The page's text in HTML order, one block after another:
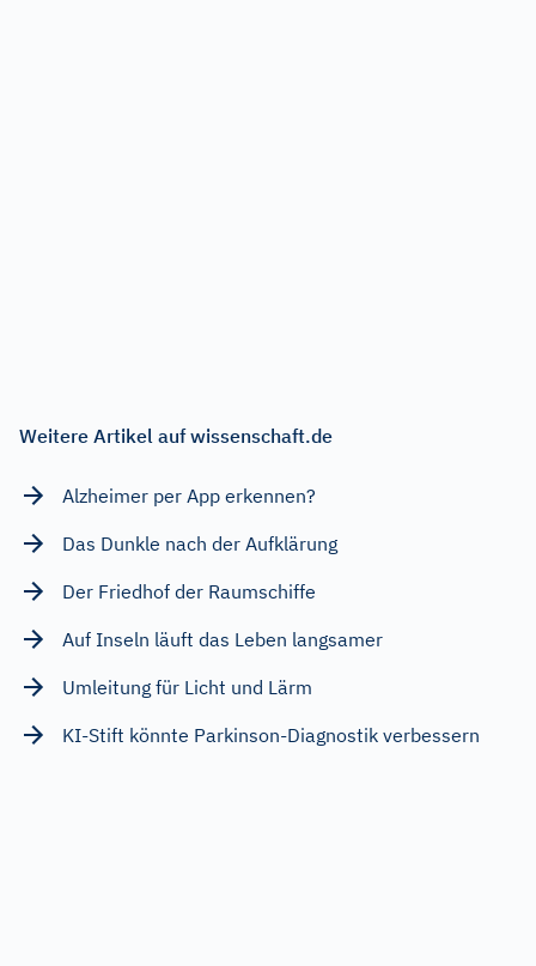
Weitere Artikel auf wissenschaft.de
Alzheimer per App erkennen?
Das Dunkle nach der Aufklärung
Der Friedhof der Raumschiffe
Auf Inseln läuft das Leben langsamer
Umleitung für Licht und Lärm
KI-Stift könnte Parkinson-Diagnostik verbessern